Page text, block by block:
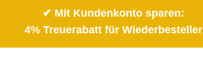
✔ Mit Kundenkonto sparen:
4% Treuerabatt für Wiederbesteller